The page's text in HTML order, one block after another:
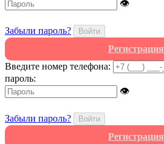
👁
Забыли пароль? Войти
Регистрация
Введите номер телефона:
пароль:
👁
Забыли пароль? Войти
Регистрация